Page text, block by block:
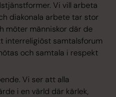
Vi vill arbeta
diakonala arbete tar stor
möter människor där de
interreligiöst samtalsforum
och samtala i respekt
Vi ser att alla
i en värld där kärlek,